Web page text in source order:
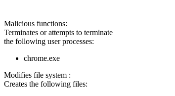
Malicious functions:
Terminates or attempts to terminate
the following user processes:
chrome.exe
Modifies file system :
Creates the following files: